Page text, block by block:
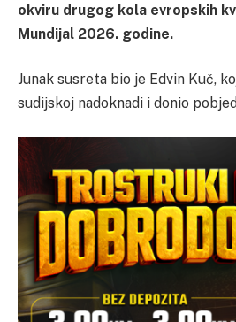
okviru drugog kola evropskih
Mundijal 2026. godine.
Junak susreta bio je Edvin Kuč,
sudijskoj nadoknadi i donio